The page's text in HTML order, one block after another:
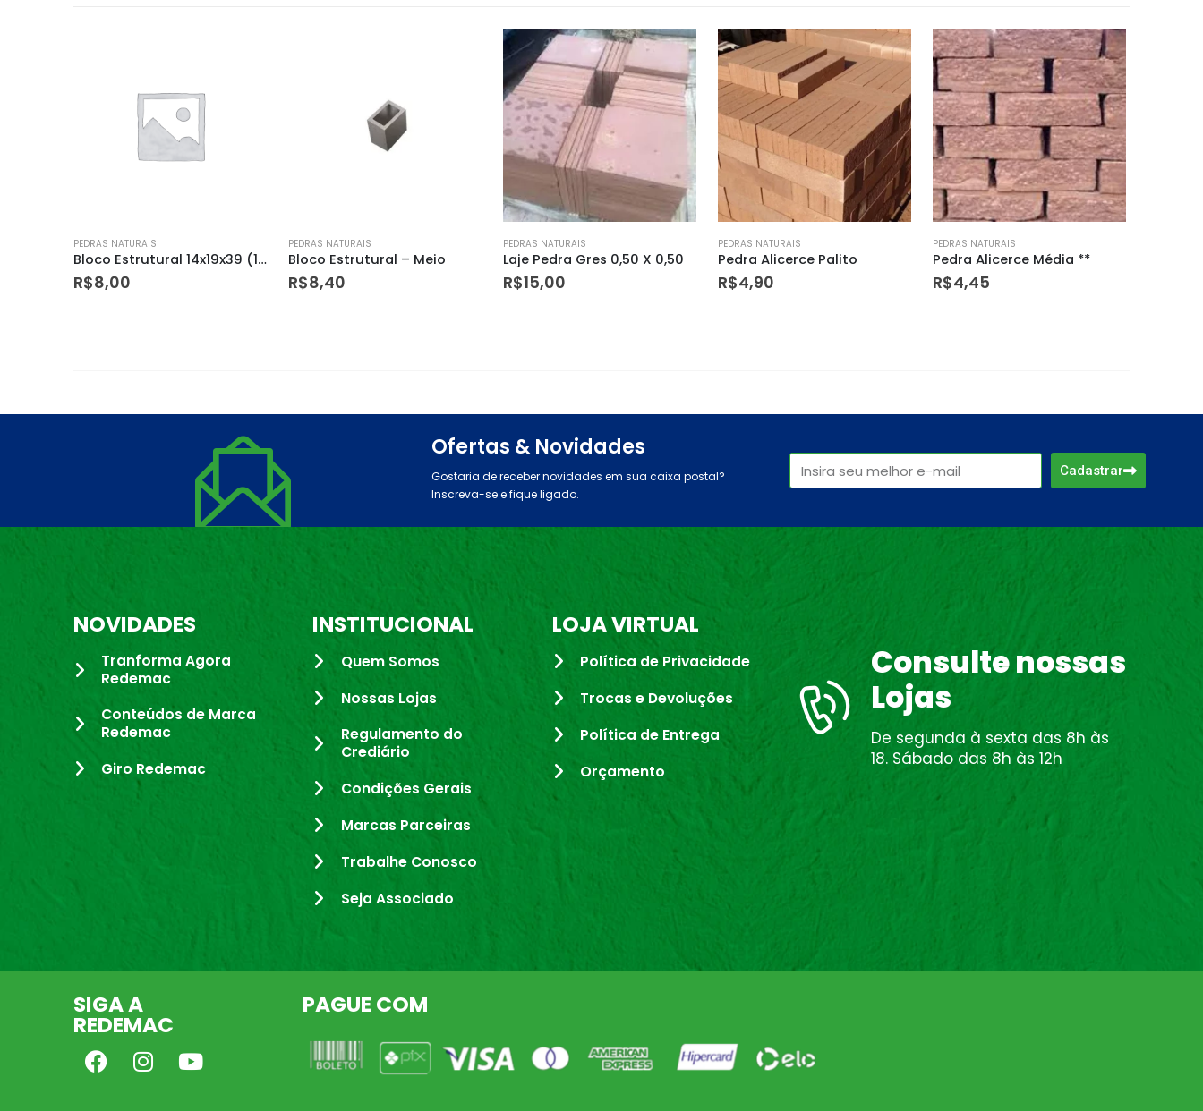
PEDRAS NATURAIS
Bloco Estrutural – Meio
R$8,40
PEDRAS NATURAIS
Laje Pedra Gres 0,50 X 0,50
R$15,00
PEDRAS NATURAIS
Pedra Alicerce Palito
R$4,90
PEDRAS NATURAIS
Pedra Alicerce Média **
R$4,45
PEDRAS NATURAIS
Bloco Estrutural Canaleta
R$9,50
Ofertas & Novidades
Gostaria de receber novidades em sua caixa postal?
Inscreva-se e fique ligado.
Cadastrar
NOVIDADES
Tranforma Agora
Redemac
Conteúdos de Marca
Redemac
Giro Redemac
INSTITUCIONAL
Quem Somos
Nossas Lojas
Regulamento do
Crediário
Condições Gerais
Marcas Parceiras
Trabalhe Conosco
Seja Associado
LOJA VIRTUAL
Política de Privacidade
Trocas e Devoluções
Política de Entrega
Orçamento
Consulte nossas
Lojas
De segunda à sexta das 8h às
18. Sábado das 8h às 12h
SIGA A
REDEMAC
PAGUE COM